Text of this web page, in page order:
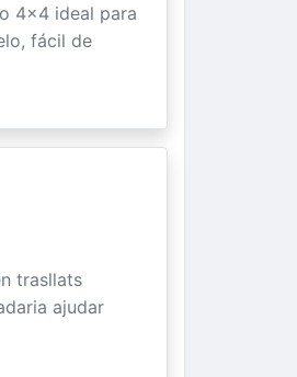
4x4 ideal para
fácil de
trasllats
ajudar